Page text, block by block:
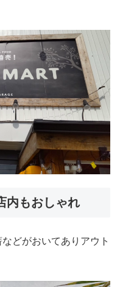
内もおしゃれ
どがおいてありアウト